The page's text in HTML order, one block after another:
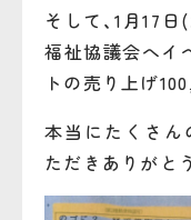
そして、1月17
福祉協議会へイ
トの売り上げ
本当にたくさん
ただきありがと